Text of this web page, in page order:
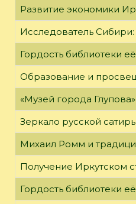
Развитие экономики
Исследователь
Гордость библиотеки
Образование и
«Музей города Глупова»
Зеркало русской
Михаил Ромм и
Получение Иркутском
Гордость библиотеки